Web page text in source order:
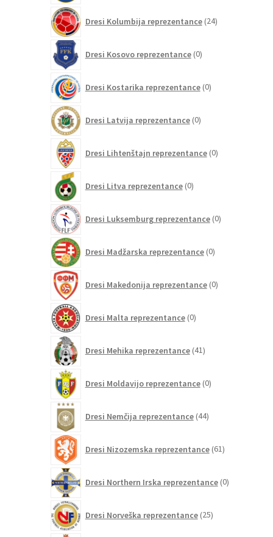
Dresi Kolumbija reprezentance 24izdelkov
Dresi Kosovo reprezentance 0izdelkov
Dresi Kostarika reprezentance 0izdelkov
Dresi Latvija reprezentance 0izdelkov
Dresi Lihtenštajn reprezentance 0izdelkov
Dresi Litva reprezentance 0izdelkov
Dresi Luksemburg reprezentance 0izdelkov
Dresi Madžarska reprezentance 0izdelkov
Dresi Makedonija reprezentance 0izdelkov
Dresi Malta reprezentance 0izdelkov
Dresi Mehika reprezentance 41izdelkov
Dresi Moldavijo reprezentance 0izdelkov
Dresi Nemčija reprezentance 44izdelkov
Dresi Nizozemska reprezentance 61izdelkov
Dresi Northern Irska reprezentance 0izdelkov
Dresi Norveška reprezentance 25izdelkov